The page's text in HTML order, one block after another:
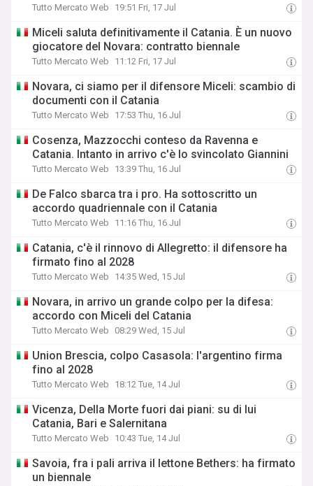
Tutto Mercato Web 19:51 Fri, 17 Jul
Miceli saluta definitivamente il Catania. È un nuovo
giocatore del Novara: contratto biennale
Tutto Mercato Web 11:12 Fri, 17 Jul
Novara, ci siamo per il difensore Miceli: scambio di
documenti con il Catania
Tutto Mercato Web 17:53 Thu, 16 Jul
Cosenza, Mazzocchi conteso da Ravenna e
Catania. Intanto in arrivo c'è lo svincolato Giannini
Tutto Mercato Web 13:39 Thu, 16 Jul
De Falco sbarca tra i pro. Ha sottoscritto un
accordo quadriennale con il Catania
Tutto Mercato Web 11:16 Thu, 16 Jul
Catania, c'è il rinnovo di Allegretto: il difensore ha
firmato fino al 2028
Tutto Mercato Web 14:35 Wed, 15 Jul
Novara, in arrivo un grande colpo per la difesa:
accordo con Miceli del Catania
Tutto Mercato Web 08:29 Wed, 15 Jul
Union Brescia, colpo Casasola: l'argentino firma
fino al 2028
Tutto Mercato Web 18:12 Tue, 14 Jul
Vicenza, Della Morte fuori dai piani: su di lui
Catania, Bari e Salernitana
Tutto Mercato Web 10:43 Tue, 14 Jul
Savoia, fra i pali arriva il lettone Bethers: ha firmato
un biennale